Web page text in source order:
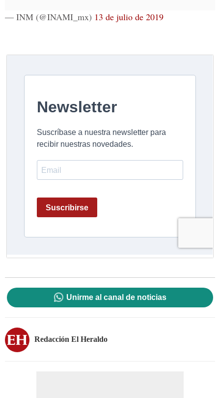
— INM (@INAMI_mx) 13 de julio de 2019
Unirme al canal de noticias
Redacción El Heraldo